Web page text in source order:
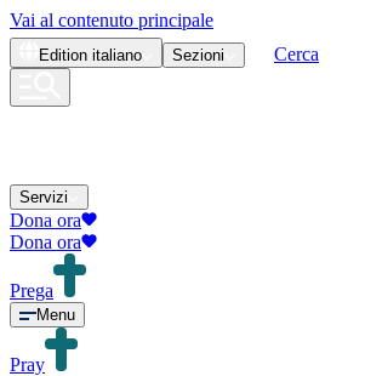
Vai al contenuto principale
Edition italiano Sezioni Cerca
Servizi
Dona ora
Dona ora
Prega
Menu
Pray